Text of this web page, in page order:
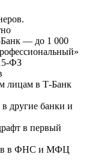
— до 1 000
ФЗ
лицам в Т-Банк
другие банки и
в первый
в ФНС и МФЦ